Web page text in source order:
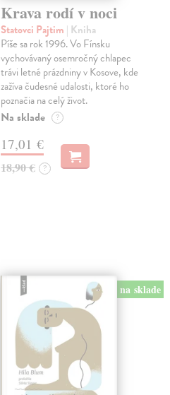
Krava rodí v noci
Statovci Pajtim | Kniha
Píše sa rok 1996. Vo Fínsku
vychovávaný osemročný chlapec
trávi letné prázdniny v Kosove, kde
zažíva čudesné udalosti, ktoré ho
poznačia na celý život.
Na sklade ?
17,01 €
18,90 € ?
na sklade